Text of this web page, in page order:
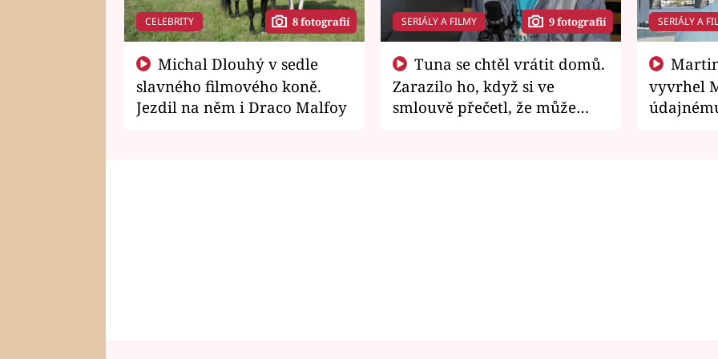
CELEBRITY 8 fotografií
slavného filmového koně.
Jezdil na něm i Draco Malfoy
SERIÁLY A FILMY 9 fotografií
Zarazilo ho, když si ve
smlouvě přečetl, že může
SERIÁLY A
vyvrhel